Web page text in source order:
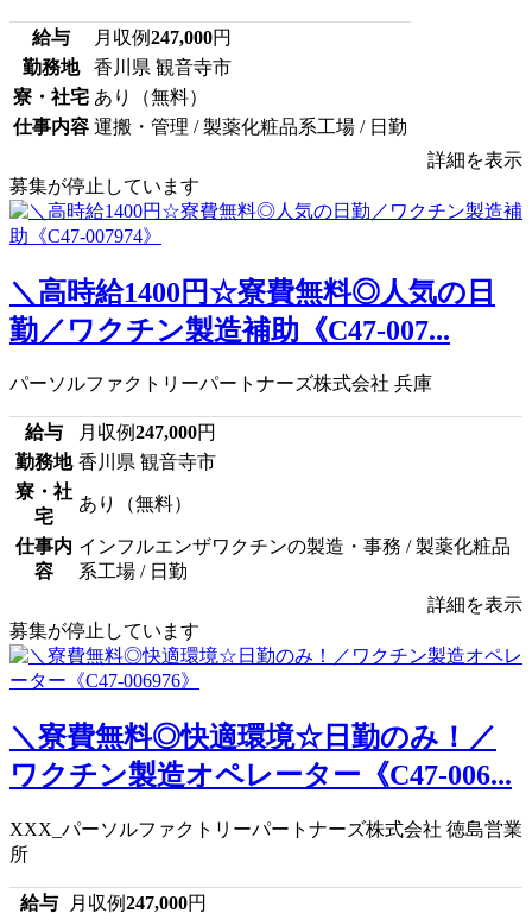
給与 月収例247,000円
勤務地
香川県 観音寺市
寮・社宅 あり（無料）
仕事内容 運搬・管理 / 製薬化粧品系工場 / 日勤
詳細を表示
募集が停止しています
＼高時給1400円☆寮費無料◎人気の日
勤／ワクチン製造補助《C47-007...
パーソルファクトリーパートナーズ株式会社 兵庫
給与 月収例247,000円
勤務地 香川県 観音寺市
寮・社
宅
あり（無料）
仕事内
容
インフルエンザワクチンの製造・事務 / 製薬化粧品
系工場 / 日勤
詳細を表示
募集が停止しています
＼寮費無料◎快適環境☆日勤のみ！／
ワクチン製造オペレーター《C47-006...
XXX_パーソルファクトリーパートナーズ株式会社 徳島営業
所
給与 月収例247,000円